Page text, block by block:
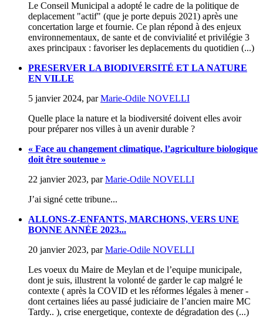
Le Conseil Municipal a adopté le cadre de la politique de
deplacement "actif" (que je porte depuis 2021) après une
concertation large et fournie. Ce plan répond à des enjeux
environnementaux, de sante et de convivialité et privilégie 3
axes principaux : favoriser les deplacements du quotidien (...)
PRESERVER LA BIODIVERSITÉ ET LA NATURE
EN VILLE
5 janvier 2024, parMarie-Odile NOVELLI
Quelle place la nature et la biodiversité doivent elles avoir
pour préparer nos villes à un avenir durable ?
« Face au changement climatique, l’agriculture biologique
doit être soutenue »
22 janvier 2023, parMarie-Odile NOVELLI
J’ai signé cette tribune...
ALLONS-Z-ENFANTS, MARCHONS, VERS UNE
BONNE ANNÉE 2023...
20 janvier 2023, parMarie-Odile NOVELLI
Les voeux du Maire de Meylan et de l’equipe municipale,
dont je suis, illustrent la volonté de garder le cap malgré le
contexte ( après la COVID et les réformes légales à mener -
dont certaines liées au passé judiciaire de l’ancien maire MC
Tardy.. ), crise energetique, contexte de dégradation des (...)